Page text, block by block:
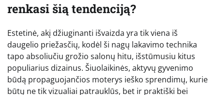
renkasi šią tendenciją?
Estetinė, akį džiuginanti išvaizda yra tik viena iš
daugelio priežasčių, kodėl ši nagų lakavimo technika
tapo absoliučiu grožio salonų hitu, išstūmusiu kitus
populiarius dizainus. Šiuolaikinės, aktyvų gyvenimo
būdą propaguojančios moterys ieško sprendimų, kurie
būtų ne tik vizualiai patrauklūs, bet ir praktiški bei